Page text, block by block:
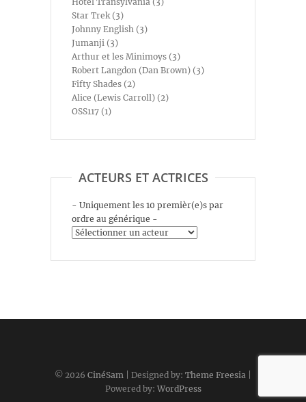
Star Trek (3)
Johnny English (3)
Jumanji (3)
Arthur et les Minimoys (3)
Robert Langdon (Dan Brown) (3)
Fifty Shades (2)
Alice (Lewis Carroll) (2)
OSS117 (1)
ACTEURS ET ACTRICES
- Uniquement les 10 premièr(e)s par
ordre au générique -
© 2026 CinéSam | Designed by: Theme Freesia
Powered by: WordPress